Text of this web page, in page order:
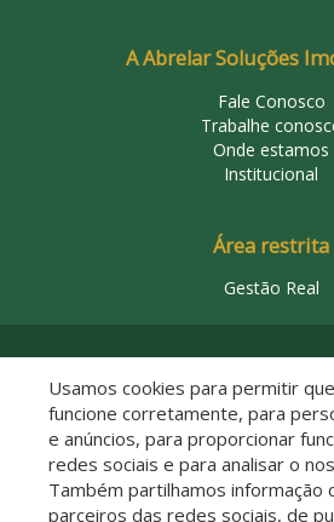
A Abrelar Soluções
Fale Conosco
Trabalhe
Onde estamos
Institucional
Área restrita
Gestão Real
Usamos cookies para permitir
funcione corretamente, para
e anúncios, para proporcionar
redes sociais e para analisar o
Também partilhamos informação
parceiros das redes sociais, de